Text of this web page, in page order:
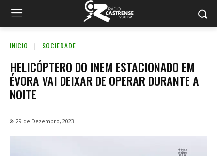
INICIO SOCIEDADE
HELICÓPTERO DO INEM ESTACIONADO EM
ÉVORA VAI DEIXAR DE OPERAR DURANTE A
NOITE
29 de Dezembro, 2023